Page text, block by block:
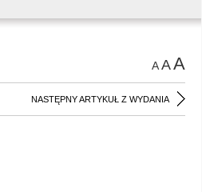
AAA
NASTĘPNY ARTYKUŁ Z WYDANIA